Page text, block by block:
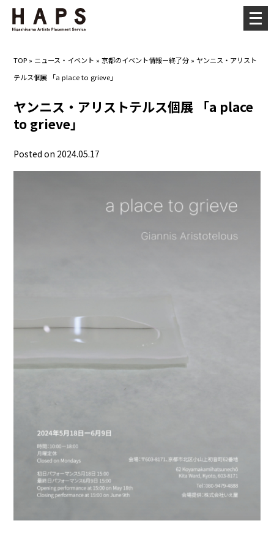
TOP » ニュース・イベント »京都のイベント情報ー終了分 »ヤンニス・アリスト
テルス個展 「a place to grieve」
ヤンニス・アリストテルス個展 「a place
to grieve」
Posted on 2024.05.17
メ
ニ
ー